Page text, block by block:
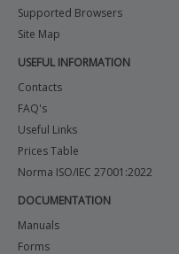
Supported Browsers
Site Map
USEFUL INFORMATION
Contacts
FAQ's
Useful Links
Prices Table
Norma ISO/IEC 27001:2022
DOCUMENTATION
Manuals
Forms